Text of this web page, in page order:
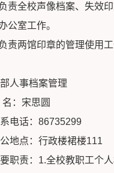
责全校声像档案、失效
公室工作。
责两馆印章的管理使用
人事档案管理
名：宋思圆
电话：86735299
地点：行政楼裙楼111
职责：1.全校教职工个